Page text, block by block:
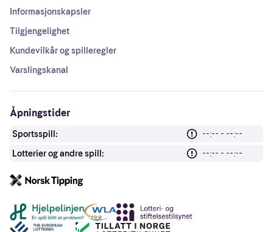
Informasjonskapsler
Tilgjengelighet
Kundevilkår og spilleregler
Varslingskanal
Åpningstider
Sportsspill:
--:-- - --:--
Lotterier og andre spill:
--:-- - --:--
Andre lenker